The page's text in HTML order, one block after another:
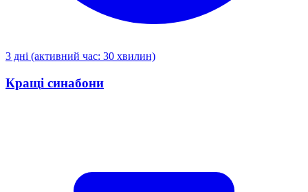
3 дні (активний час: 30 хвилин)
Кращі синабони